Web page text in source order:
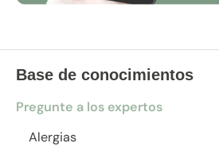
Base de conocimientos
Pregunte a los expertos
Alergias